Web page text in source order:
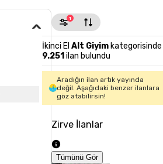
1
İkinci El Alt Giyimkategorisinde
9.251 ilan bulundu
Aradığın ilan artık yayında
değil. Aşağıdaki benzer ilanlara
göz atabilirsin!
Zirve İlanlar
Tümünü Gör